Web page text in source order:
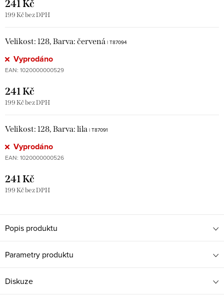
241 Kč
199 Kč bez DPH
Velikost: 128, Barva: červená | T87094
Vyprodáno
EAN: 1020000000529
241 Kč
199 Kč bez DPH
Velikost: 128, Barva: lila | T87091
Vyprodáno
EAN: 1020000000526
241 Kč
199 Kč bez DPH
Popis produktu
Parametry produktu
Diskuze